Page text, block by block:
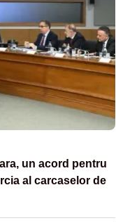
un acord pentru
al carcaselor de